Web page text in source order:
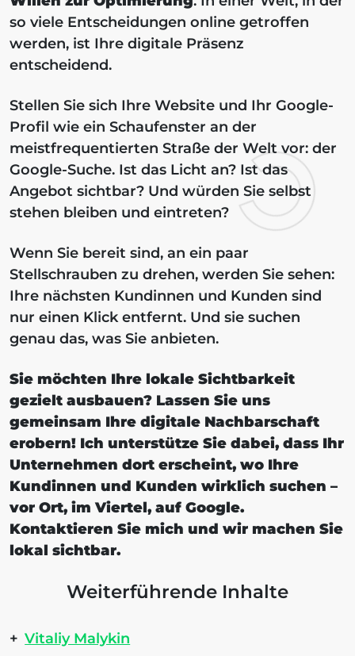
so viele Entscheidungen online getroffen
werden, ist Ihre digitale Präsenz
entscheidend.
Stellen Sie sich Ihre Website und Ihr Google-
Profil wie ein Schaufenster an der
meistfrequentierten Straße der Welt vor: der
Google-Suche. Ist das Licht an? Ist das
Angebot sichtbar? Und würden Sie selbst
stehen bleiben und eintreten?
Wenn Sie bereit sind, an ein paar
Stellschrauben zu drehen, werden Sie sehen:
Ihre nächsten Kundinnen und Kunden sind
nur einen Klick entfernt. Und sie suchen
genau das, was Sie anbieten.
Sie möchten Ihre lokale Sichtbarkeit
gezielt ausbauen? Lassen Sie uns
gemeinsam Ihre digitale Nachbarschaft
erobern! Ich unterstütze Sie dabei, dass Ihr
Unternehmen dort erscheint, wo Ihre
Kundinnen und Kunden wirklich suchen –
vor Ort, im Viertel, auf Google.
Kontaktieren Sie mich und wir machen Sie
lokal sichtbar.
Weiterführende Inhalte
Vitaliy Malykin